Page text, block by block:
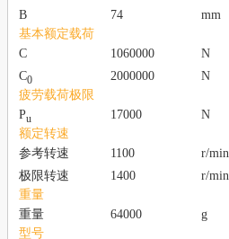
B
74 mm
基本额定载荷
C
1060000 N
C0 2000000 N
疲劳载荷极限
Pu 17000 N
额定转速
参考转速
1100 r/min
极限转速
1400 r/min
重量
重量
64000 g
型号